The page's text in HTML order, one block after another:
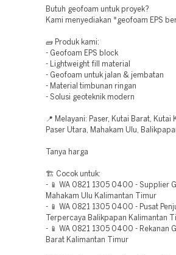
Butuh geofoam untuk proyek?
Kami menyediakan *geofoam EPS
🧱 Produk kami:
- Geofoam EPS block
- Lightweight fill material
- Geofoam untuk jalan & jembatan
- Material timbunan ringan
- Solusi geoteknik modern
📍 Melayani: Paser, Kutai Barat,
Paser Utara, Mahakam Ulu,
Tanya harga
🏗️ Cocok untuk:
- 📱 WA 0821 1305 0400 - Supplier
Mahakam Ulu Kalimantan Timur
- 📱 WA 0821 1305 0400 - Pusat
Terpercaya Balikpapan Kalimantan
- 📱 WA 0821 1305 0400 - Rekanan
Barat Kalimantan Timur